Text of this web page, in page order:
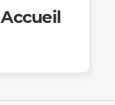
Accueil